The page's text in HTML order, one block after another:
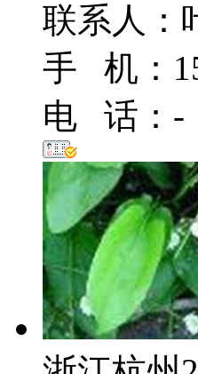
联系人：
手 机：
电 话：-